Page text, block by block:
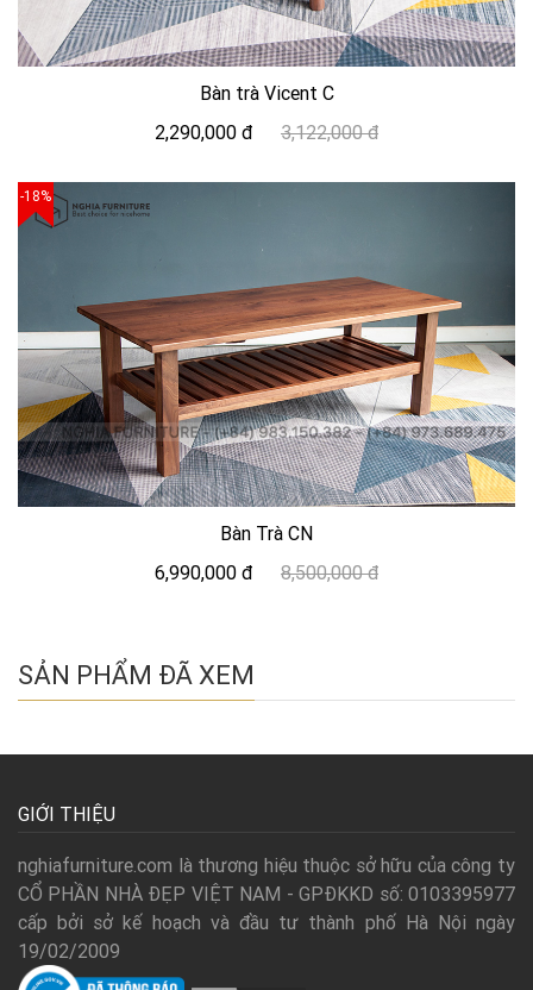
Bàn trà Vicent C
2,290,000 đ
3,122,000 đ
-18%
Bàn Trà CN
6,990,000 đ
8,500,000 đ
SẢN PHẨM ĐÃ XEM
GIỚI THIỆU
nghiafurniture.com là thương hiệu thuộc sở hữu của công ty
CỔ PHẦN NHÀ ĐẸP VIỆT NAM - GPĐKKD số: 0103395977
cấp bởi sở kế hoạch và đầu tư thành phố Hà Nội ngày
19/02/2009